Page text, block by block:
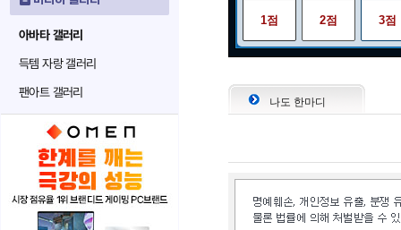
아바타 갤러리
득템 자랑 갤러리
팬아트 갤러리
1점 2점 3점
나도 한마디